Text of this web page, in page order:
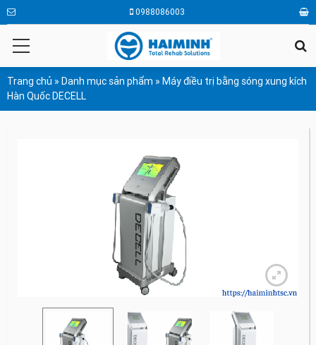
0988086003
Trang chủ » Danh mục sản phẩm » Máy điều trị bằng sóng xung kích
Hàn Quốc DECELL